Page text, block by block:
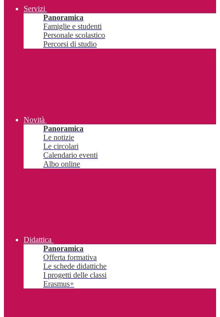
Servizi
Panoramica
Famiglie e studenti
Personale scolastico
Percorsi di studio
Novità
Panoramica
Le notizie
Le circolari
Calendario eventi
Albo online
Didattica
Panoramica
Offerta formativa
Le schede didattiche
I progetti delle classi
Erasmus+